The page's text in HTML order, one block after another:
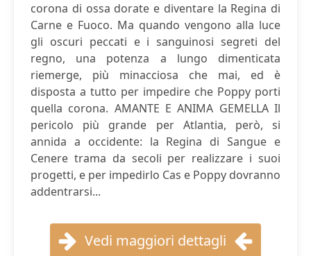
corona di ossa dorate e diventare la Regina di
Carne e Fuoco. Ma quando vengono alla luce
gli oscuri peccati e i sanguinosi segreti del
regno, una potenza a lungo dimenticata
riemerge, più minacciosa che mai, ed è
disposta a tutto per impedire che Poppy porti
quella corona. AMANTE E ANIMA GEMELLA Il
pericolo più grande per Atlantia, però, si
annida a occidente: la Regina di Sangue e
Cenere trama da secoli per realizzare i suoi
progetti, e per impedirlo Cas e Poppy dovranno
addentrarsi...
Vedi maggiori dettagli